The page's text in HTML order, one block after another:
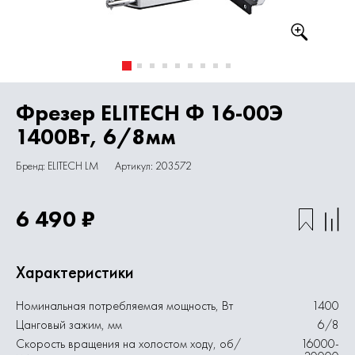
Фрезер ELITECH Ф 16-00Э
1400Вт, 6/8мм
Бренд: ELITECH LM Артикул: 203572
6 490 ₽
Характеристики
Номинальная потребляемая мощность, Вт
1400
Цанговый зажим, мм
6/8
Скорость вращения на холостом ходу, об/
16000-